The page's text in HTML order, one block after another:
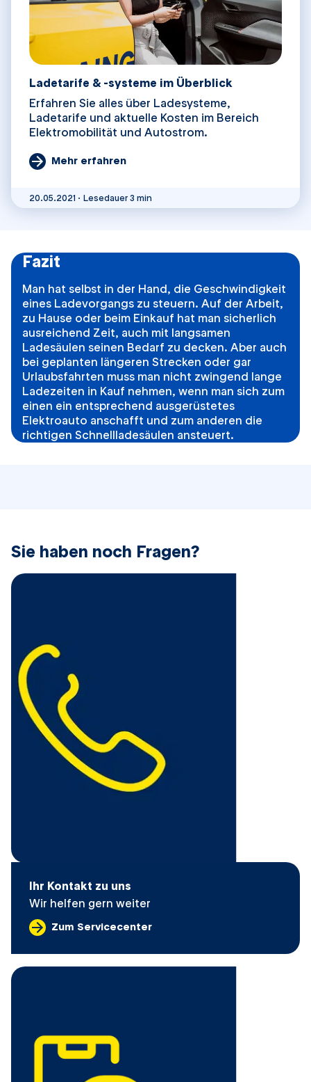
Ladetarife & -systeme im Überblick
Erfahren Sie alles über Ladesysteme,
Ladetarife und aktuelle Kosten im Bereich
Elektromobilität und Autostrom.
Veröffentlicht am20.05.2021
Lesedauer 3 min
Mehr erfahren
20.05.2021 · Lesedauer 3 min
Fazit
Man hat selbst in der Hand, die Geschwindigkeit
eines Ladevorgangs zu steuern. Auf der Arbeit,
zu Hause oder beim Einkauf hat man sicherlich
ausreichend Zeit, auch mit langsamen
Ladesäulen seinen Bedarf zu decken. Aber auch
bei geplanten längeren Strecken oder gar
Urlaubsfahrten muss man nicht zwingend lange
Ladezeiten in Kauf nehmen, wenn man sich zum
einen ein entsprechend ausgerüstetes
Elektroauto anschafft und zum anderen die
richtigen Schnellladesäulen ansteuert.
​Sie haben noch Fragen?
Ihr Kontakt zu uns
Wir helfen gern weiter
Zum Servicecenter